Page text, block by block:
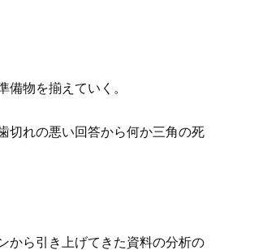
物を揃えていく。
切れの悪い回答から何か三角の死
から引き上げてきた資料の分析の